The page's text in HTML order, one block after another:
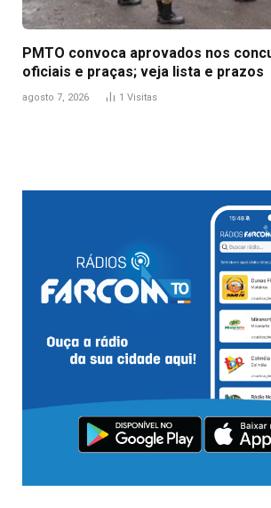
PMTO convoca aprovados nos
oficiais e praças; veja lista e prazos
agosto 7, 2026 1 Visitas